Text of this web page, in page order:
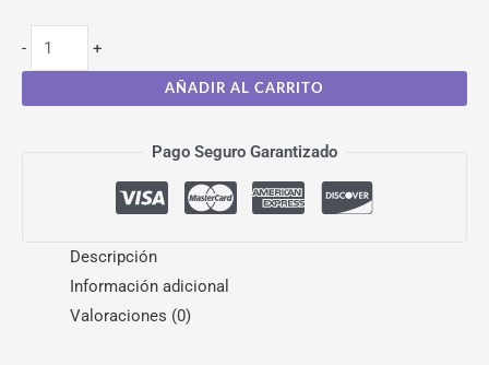
- +
AÑADIR AL CARRITO
Pago Seguro Garantizado
Descripción
Información adicional
Valoraciones (0)